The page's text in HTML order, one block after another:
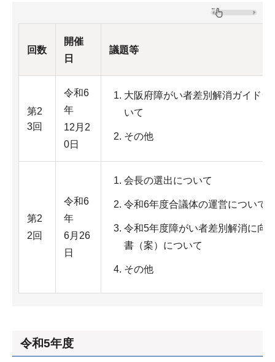
回数
開催
日
議題等
第2
3回
令和6
年
12月2
0日
大阪府障がい者差別解消ガイド
いて
その他
第2
2回
令和6
年
6月26
日
会長の選出について
令和6年度合議体の運営について
令和5年度障がい者差別解消に向
書（案）について
その他
令和5年度